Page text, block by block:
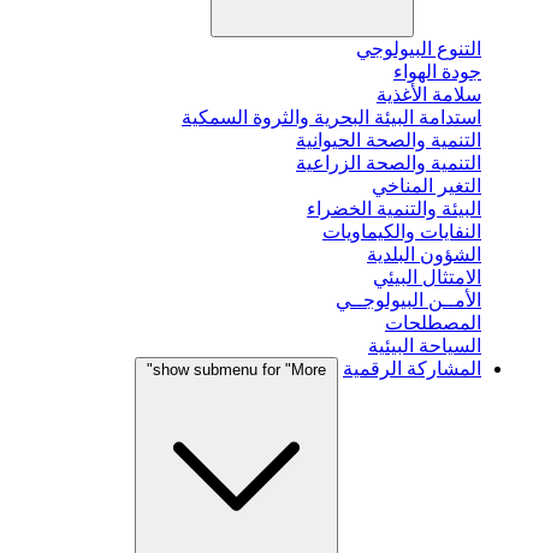
التنوع البيولوجي
جودة الهواء
سلامة الأغذية
استدامة البيئة البحرية والثروة السمكية
التنمية والصحة الحيوانية
التنمية والصحة الزراعية
التغير المناخي
البيئة والتنمية الخضراء
النفايات والكيماويات
الشؤون البلدية
الامتثال البيئي
الأمــن البيولوجــي
المصطلحات
السياحة البيئية
المشاركة الرقمية
show submenu for "More"